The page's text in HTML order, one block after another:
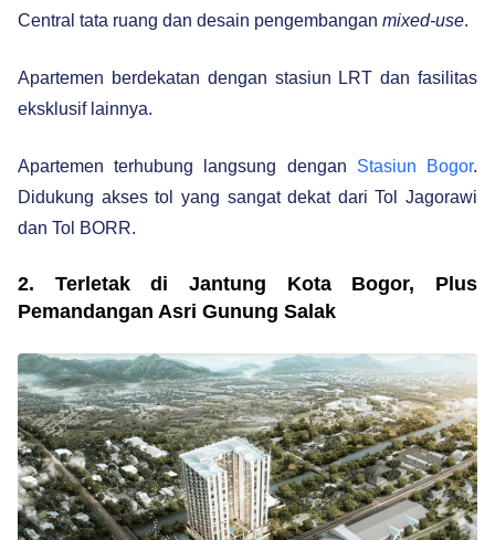
Central tata ruang dan desain pengembangan mixed-use.
Apartemen berdekatan dengan stasiun LRT dan fasilitas
eksklusif lainnya.
Apartemen terhubung langsung dengan Stasiun Bogor.
Didukung akses tol yang sangat dekat dari Tol Jagorawi
dan Tol BORR.
2. Terletak di Jantung Kota Bogor, Plus
Pemandangan Asri Gunung Salak